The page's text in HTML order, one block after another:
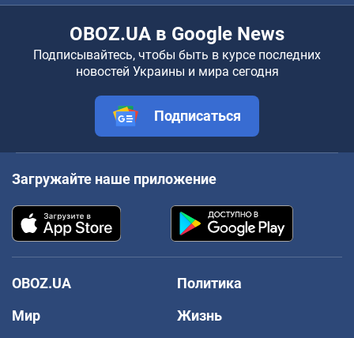
OBOZ.UA в Google News
Подписывайтесь, чтобы быть в курсе последних
новостей Украины и мира сегодня
Подписаться
Загружайте наше приложение
OBOZ.UA
Политика
Мир
Жизнь